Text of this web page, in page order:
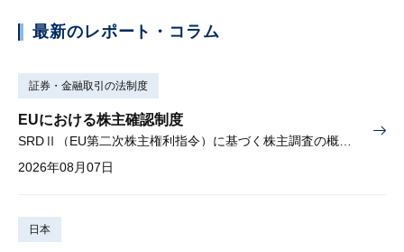
最新のレポート・コラム
証券・金融取引の法制度
EUにおける株主確認制度
2026年08月07日
日本